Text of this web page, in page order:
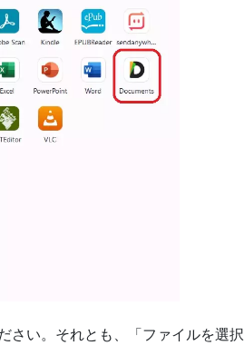
い。それとも、「ファイルを選